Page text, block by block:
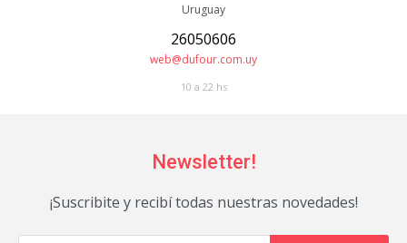
Uruguay
26050606
web@dufour.com.uy
10 a 22 hs
Newsletter!
¡Suscribite y recibí todas nuestras novedades!